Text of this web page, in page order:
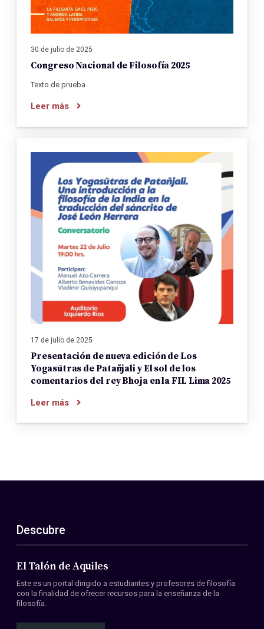
30 de julio de 2025
Congreso Nacional de Filosofía 2025
Texto de prueba
Leer más
17 de julio de 2025
Presentación de nueva edición de Los
Yogasūtras de Patañjali y El sol de los
comentarios del rey Bhoja en la FIL Lima 2025
Leer más
Descubre
El Talón de Aquiles
Este es un portal dirigido a estudiantes y profesores de filosofía
con la finalidad de ofrecer recursos para la enseñanza de la
filosofía.